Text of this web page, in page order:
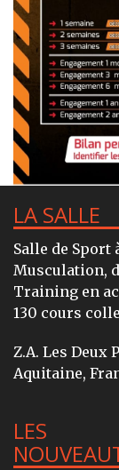
LA SALLE
Salle de
Musculation,
Training en
130 cours
Z.A. Les Deux
Aquitaine,
LES